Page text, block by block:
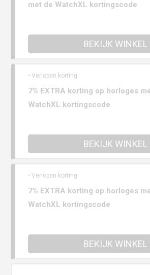
met de WatchXL kortingscode
BEKIJK WINKEL
• Verlopen korting
7% EXTRA korting op horloges
WatchXL kortingscode
BEKIJK WINKEL
• Verlopen korting
7% EXTRA korting op horloges
WatchXL kortingscode
BEKIJK WINKEL